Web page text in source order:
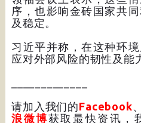
序，也影响金砖国家共
及稳定。
习近平并称，在这种环
应对外部风险的韧性及能
请加入我们的Facebook、
浪微博获取最快资讯，